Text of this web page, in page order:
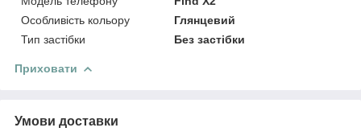
Особливість кольору
Глянцевий
Тип застібки
Без застібки
Приховати
Умови доставки